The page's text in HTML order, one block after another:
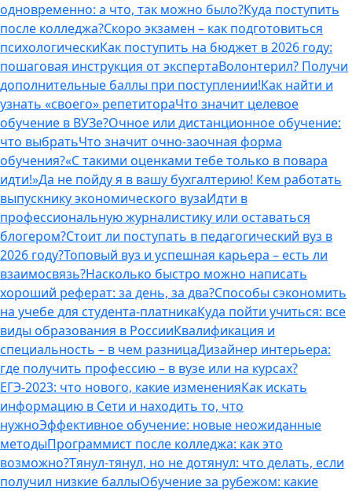
одновременно: а что, так можно было?Куда поступить
после колледжа?Скоро экзамен – как подготовиться
психологическиКак поступить на бюджет в 2026 году:
пошаговая инструкция от экспертаВолонтерил? Получи
дополнительные баллы при поступлении!Как найти и
узнать «своего» репетитораЧто значит целевое
обучение в ВУЗе?Очное или дистанционное обучение:
что выбратьЧто значит очно-заочная форма
обучения?«С такими оценками тебе только в повара
идти!»Да не пойду я в вашу бухгалтерию! Кем работать
выпускнику экономического вузаИдти в
профессиональную журналистику или оставаться
блогером?Стоит ли поступать в педагогический вуз в
2026 году?Топовый вуз и успешная карьера – есть ли
взаимосвязь?Насколько быстро можно написать
хороший реферат: за день, за два?Способы сэкономить
на учебе для студента-платникаКуда пойти учиться: все
виды образования в РоссииКвалификация и
специальность – в чем разницаДизайнер интерьера:
где получить профессию – в вузе или на курсах?
ЕГЭ-2023: что нового, какие измененияКак искать
информацию в Сети и находить то, что
нужноЭффективное обучение: новые неожиданные
методыПрограммист после колледжа: как это
возможно?Тянул-тянул, но не дотянул: что делать, если
получил низкие баллыОбучение за рубежом: какие